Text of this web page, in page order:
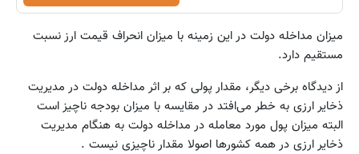
میزان مداخله دولت در این زمینه با میزان انحراف قیمت ارز نسبت
مستقیم دارد.
از دیدگاه برخی دیگر، مقدار پولی که بر اثر مداخله دولت در مدیریت
ذخایر ارزی به خطر می‌افتد در مقایسه با میزان بودجه ناچیز است
البته میزان پول مورد معامله در مداخله دولت به هنگام مدیریت
ذخایر ارزی در همه کشورها اصولا مقدار ناچیزی نیست .